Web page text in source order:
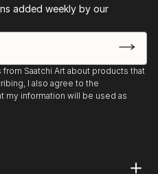
added weekly by our
Saatchi Art about products that
I also agree to the
my information will be used as